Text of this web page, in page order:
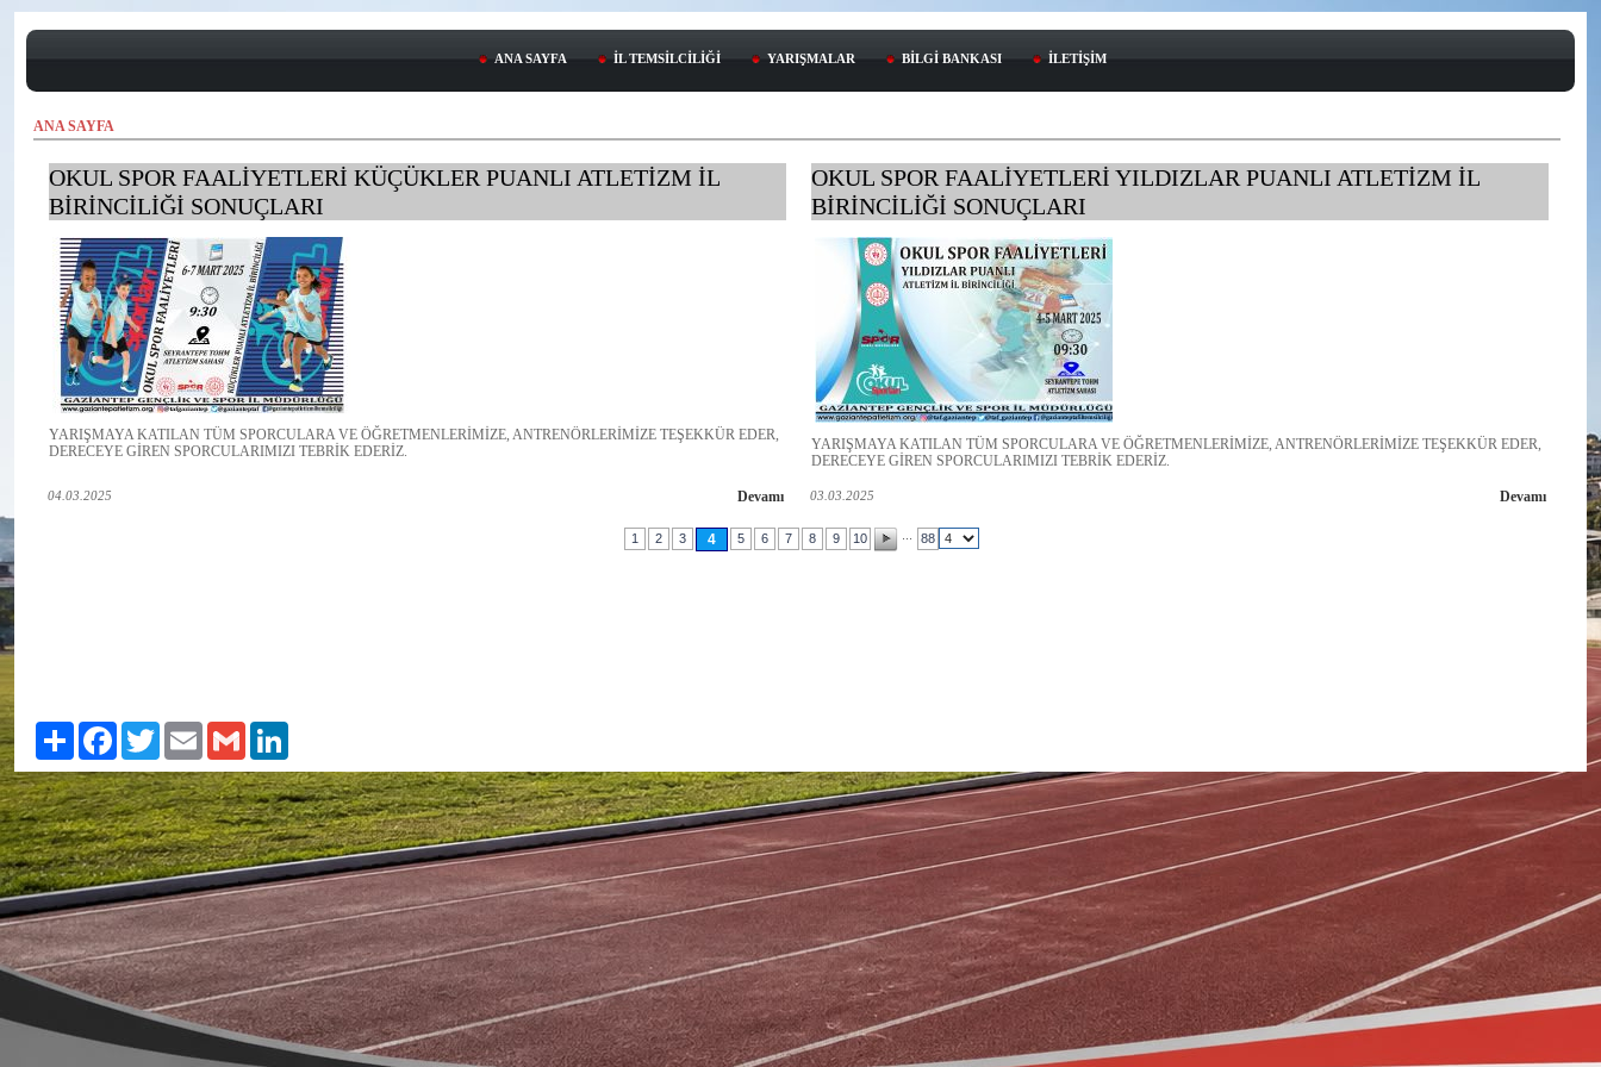
ANA SAYFA İL TEMSİLCİLİĞİ YARIŞMALAR BİLGİ BANKASI İLETİŞİM
ANA SAYFA
OKUL SPOR FAALİYETLERİ KÜÇÜKLER PUANLI ATLETİZM İL
BİRİNCİLİĞİ SONUÇLARI
OKUL SPOR FAALİYETLERİ YILDIZLAR PUANLI ATLETİZM İL
BİRİNCİLİĞİ SONUÇLARI
YARIŞMAYA KATILAN TÜM SPORCULARA VE ÖĞRETMENLERİMİZE, ANTRENÖRLERİMİZE TEŞEKKÜR EDER,
DERECEYE GİREN SPORCULARIMIZI TEBRİK EDERİZ.
YARIŞMAYA KATILAN TÜM SPORCULARA VE ÖĞRETMENLERİMİZE, ANTRENÖRLERİMİZE TEŞEKKÜR EDER,
DERECEYE GİREN SPORCULARIMIZI TEBRİK EDERİZ.
04.03.2025 Devamı 03.03.2025 Devamı
1 2 3 4 5 6 7 8 9 10 88
Paylaş FacebookTwitter Email Gmail